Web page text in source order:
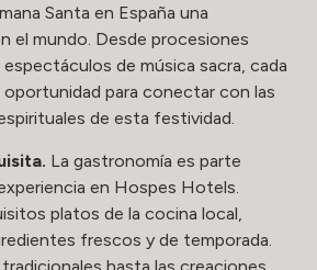
Santa en España una
el mundo. Desde procesiones
de música sacra, cada
para conectar con las
de esta festividad.
La gastronomía es parte
en Hospes Hotels.
platos de la cocina local,
frescos y de temporada.